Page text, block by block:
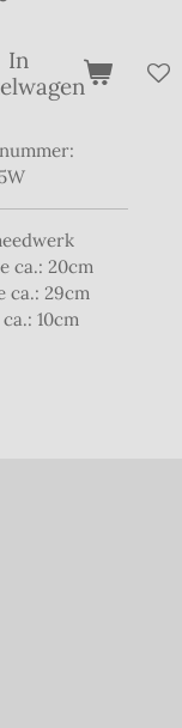
In
ca.: 20cm
ca.: 29cm
10cm